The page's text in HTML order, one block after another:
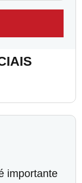
importante